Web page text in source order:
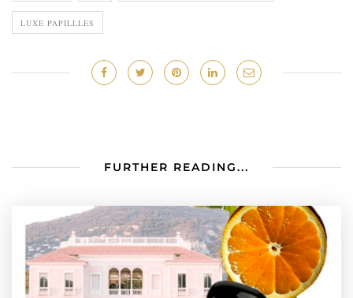
LUXE PAPILLLES
FURTHER READING...